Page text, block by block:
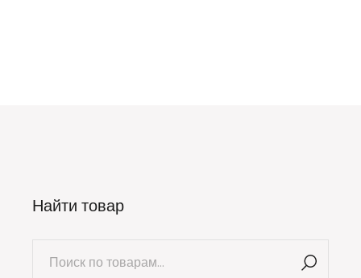
Найти товар